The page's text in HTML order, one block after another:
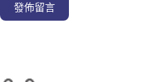
發佈留言